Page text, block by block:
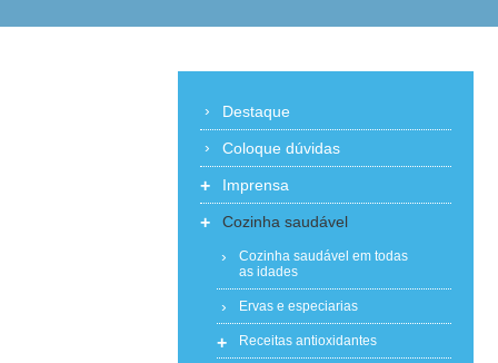
Destaque
Coloque dúvidas
+ Imprensa
+ Cozinha saudável
Cozinha saudável em todas
as idades
Ervas e especiarias
+ Receitas antioxidantes